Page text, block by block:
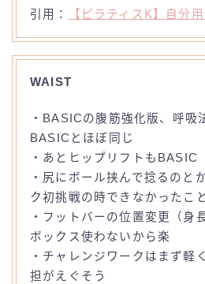
引用： 【ピラティスK】自分
WAIST
・BASICの腹筋強化版、呼吸
BASICとほぼ同じ
・あとヒップリフトもBASIC
・尻にボール挟んで捻るのと
ク初挑戦の時できなかったこ
・フットバーの位置変更（身
ボックス使わないから楽
・チャレンジワークはまず軽
担がえぐそう